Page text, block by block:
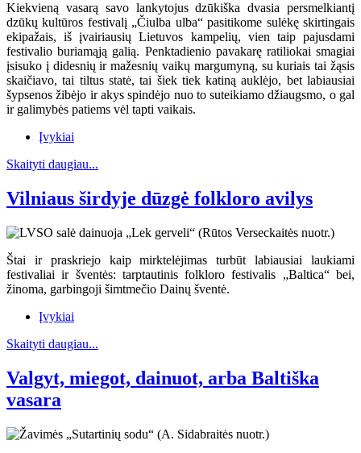
Kiekvieną vasarą savo lankytojus dzūkiška dvasia persmelkiantį
dzūkų kultūros festivalį „Čiulba ulba“ pasitikome sulėkę skirtingais
ekipažais, iš įvairiausių Lietuvos kampelių, vien taip pajusdami
festivalio buriamąją galią. Penktadienio pavakarę ratiliokai smagiai
įsisuko į didesnių ir mažesnių vaikų margumyną, su kuriais tai žąsis
skaičiavo, tai tiltus statė, tai šiek tiek katiną auklėjo, bet labiausiai
šypsenos žibėjo ir akys spindėjo nuo to suteikiamo džiaugsmo, o gal
ir galimybės patiems vėl tapti vaikais.
Įvykiai
Skaityti daugiau...
Vilniaus širdyje dūzgė folkloro avilys
Štai ir praskriejo kaip mirktelėjimas turbūt labiausiai laukiami
festivaliai ir šventės: tarptautinis folkloro festivalis „Baltica“ bei,
žinoma, garbingoji šimtmečio Dainų šventė.
Įvykiai
Skaityti daugiau...
Valgyt, miegot, dainuot, arba Baltiška
vasara